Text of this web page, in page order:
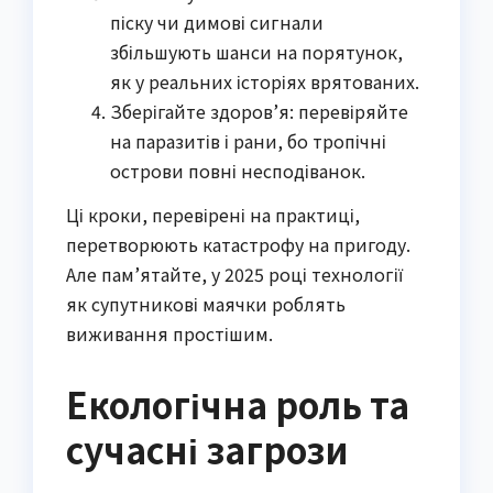
піску чи димові сигнали
збільшують шанси на порятунок,
як у реальних історіях врятованих.
Зберігайте здоров’я: перевіряйте
на паразитів і рани, бо тропічні
острови повні несподіванок.
Ці кроки, перевірені на практиці,
перетворюють катастрофу на пригоду.
Але пам’ятайте, у 2025 році технології
як супутникові маячки роблять
виживання простішим.
Екологічна роль та
сучасні загрози